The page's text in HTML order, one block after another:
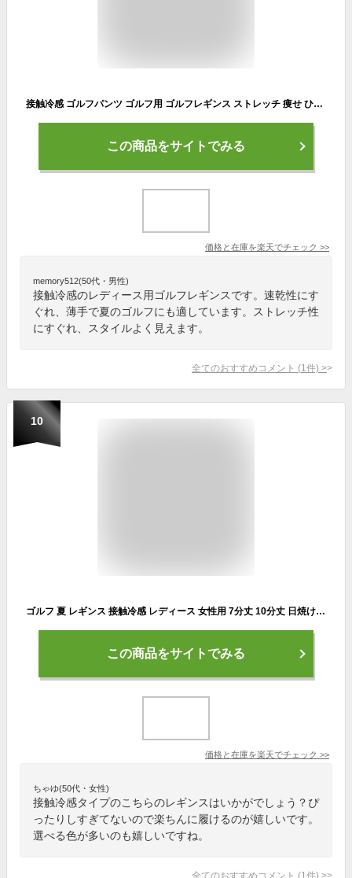
接触冷感 ゴルフパンツ ゴルフ用 ゴルフレギンス ストレッチ 痩せ ひんやり 速乾レギンス 日焼け対策 レギンス 冷感 ゴルフウェア レディース 九分丈 夏用 スポーツパンツ 接触冷感 薄手
この商品をサイトでみる
価格と在庫を楽天でチェック >>
memory512(50代・男性)
接触冷感のレディース用ゴルフレギンスです。速乾性にす
ぐれ、薄手で夏のゴルフにも適しています。ストレッチ性
にすぐれ、スタイルよく見えます。
全てのおすすめコメント (1 件) >
10
ゴルフ 夏 レギンス 接触冷感 レディース 女性用 7分丈 10分丈 日焼け対策 ゴルフウェア ゴルフパンツ 蒸れ ない 吸汗速乾 熱中症対策 日本製 冷感 ゴルフ女子 服 涼しい 紫外線カット UVカット 細見え ゆったり スポーツレギンス スパッツ ロング ヨガ ゴルフインナー
この商品をサイトでみる
価格と在庫を楽天でチェック >>
ちゃゆ(50代・女性)
接触冷感タイプのこちらのレギンスはいかがでしょう？ぴ
ったりしすぎてないので楽ちんに履けるのが嬉しいです。
選べる色が多いのも嬉しいですね。
全てのおすすめコメント (1 件) >